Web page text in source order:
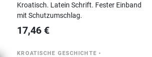
Kroatisch. Latein Schrift. Fester Einband
mit Schutzumschlag.
17,46 €
KROATISCHE GESCHICHTE •